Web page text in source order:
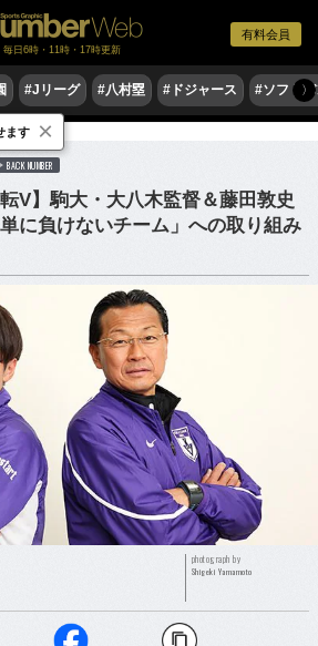
有料会員
毎日6時・11時・17時更新
#Jリーグ #八村塁 #ドジャース #ソフト〉
BACK NUMBER
V】駒大・大八木監督＆藤田敦史
に負けないチーム」への取り組み
photograph by
Shigeki Yamamoto
ます ×